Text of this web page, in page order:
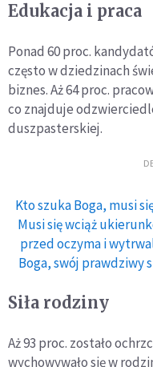
Edukacja i praca
Ponad 60 proc.
często w dziedzinach
biznes. Aż 64 proc.
co znajduje
duszpasterskiej.
Kto szuka Boga, musi
Musi się wciąż
przed oczyma i
Boga, swój prawdziwy
Siła rodziny
Aż 93 proc. zostało
wychowywało się w